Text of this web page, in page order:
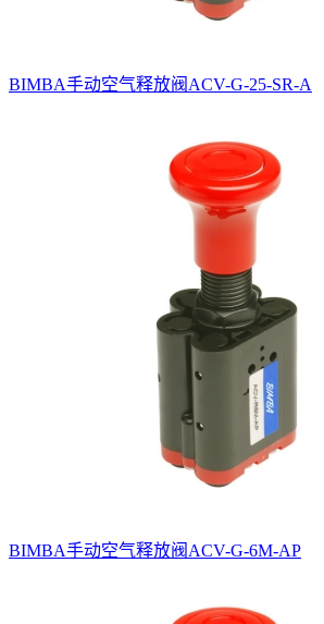
BIMBA手动空气释放阀ACV-G-25-SR-A
BIMBA手动空气释放阀ACV-G-6M-AP